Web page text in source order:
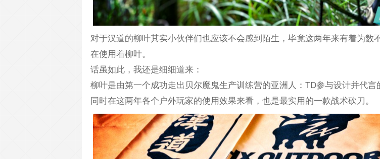
对于汉道的柳叶其实小伙伴们也应该不会感到陌生，毕竟这两年来有着为数
在使用着柳叶。
话虽如此，我还是细细道来：
柳叶是由第一个成功走出贝尔魔鬼生产训练营的亚洲人：TD参与设计并代言
同时在这两年各个户外玩家的使用效果来看，也是最实用的一款战术砍刀。